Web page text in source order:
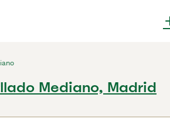
Mediano, Madrid